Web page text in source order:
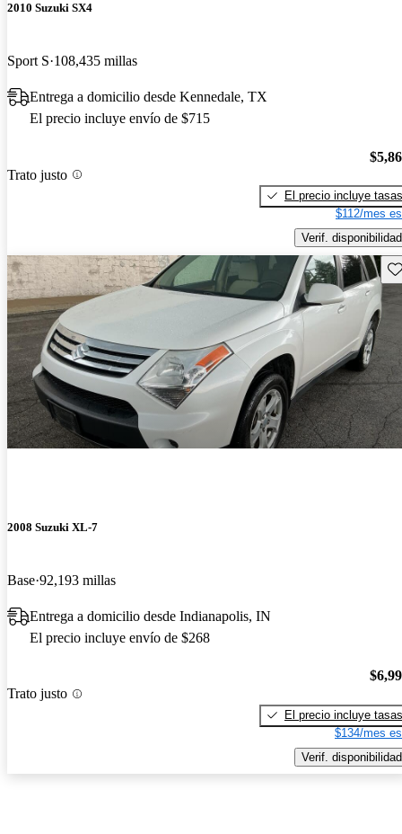
2010 Suzuki SX4
Sport S 108,435 millas
Entrega a domicilio desde Kennedale, TX
El precio incluye envío de $715
Trato justo
El precio incluye tasas
$112/mes
Verif. disponibilidad
2008 Suzuki XL-7
Base 92,193 millas
Entrega a domicilio desde Indianapolis, IN
El precio incluye envío de $268
Trato justo
El precio incluye tasas
$134/mes
Verif. disponibilidad